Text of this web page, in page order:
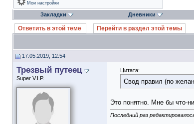
Мои настройки
Закладки Дневники
Ответить в этой теме Перейти в раздел этой темы
17.05.2019, 12:54
Трезвый путеец
Super V.I.P.
Цитата:
Свод правил (по
Это понятно. Мне бы что-
Последний раз